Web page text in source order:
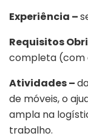
Experiência –
Requisitos
completa (com
Atividades –
de móveis, o
ampla na
trabalho.